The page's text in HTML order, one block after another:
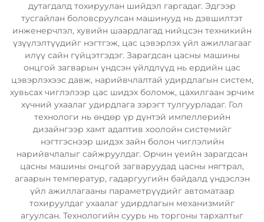
дутагдалд тохируулан шийдэл гаргадаг. Эдгээр
тусгайлан боловсруулсан машинууд нь дэвшилтэт
инженерчлэл, хувийн шаардлагад нийцсэн техникийн
үзүүлэлтүүдийг нэгтгэж, цас цэвэрлэх үйл ажиллагааг
илүү сайн гүйцэтгэдэг. Зарагдсан цасны машины
онцгой загварын үндсэн үйлдлүүд нь ердийн цас
цэвэрлэхээс давж, нарийвчлалтай удирдлагын систем,
хувьсах чиглэлээр цас шидэх боломж, цахилгаан эрчим
хүчний ухаалаг удирдлага зэрэгт тулгуурладаг. Гол
технологи нь өндөр үр дүнтэй импеллерийн
дизайнгээр хамт адаптив хоолойн системийг
нэгтгэснээр шидэх зайн болон чиглэлийн
нарийвчлалыг сайжруулдаг. Орчин үеийн зарагдсан
цасны машины онцгой загваруудад цасны нягтрал,
агаарын температур, гадаргуугийн байдалд үндэслэн
үйл ажиллагааны параметрүүдийг автоматаар
тохируулдаг ухаалаг удирдлагын механизмийг
агуулсан. Технологийн суурь нь торгоны тархалтыг